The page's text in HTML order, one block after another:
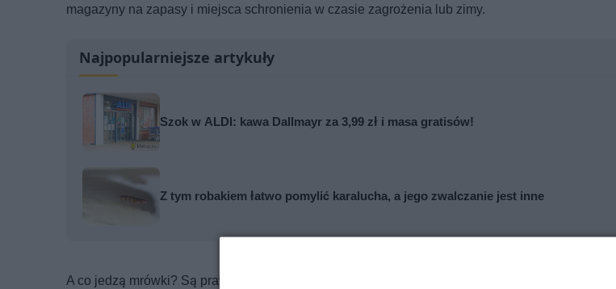
magazyny na zapasy i miejsca schronienia w czasie zagrożenia lub zimy.
Najpopularniejsze artykuły
Szok w ALDI: kawa Dallmayr za 3,99 zł i masa gratisów!
Z tym robakiem łatwo pomylić karalucha, a jego zwalczanie jest inne
A co jedzą mrówki? Są prawdziwymi wszystkożercami – ich dieta obejmuje głównie mięso